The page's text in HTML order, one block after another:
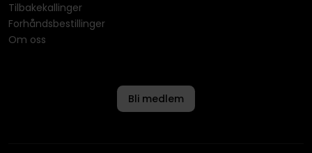
Tilbakekallinger
Forhåndsbestillinger
Om oss
Bli medlem